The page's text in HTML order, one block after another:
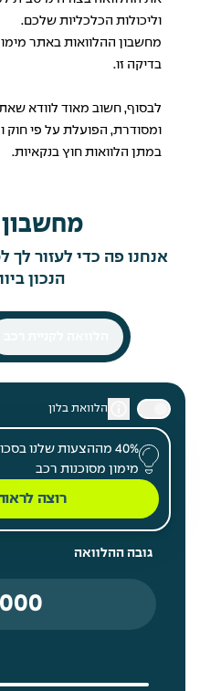
וליכולות הכלכליות שלכם.
מחשבון ההלוואות באתר
בדיקה זו.
לבסוף, חשוב מאוד לוודא
ומסודרת, הפועלת על פי חוק
במתן הלוואות חוץ בנקאיות.
אנחנו פה כדי לעזור
הנכון
הלוואת בלון
40% מההצעות שלנו
מימון מסוכנות רכב
רוצה
גובה ההלוואה